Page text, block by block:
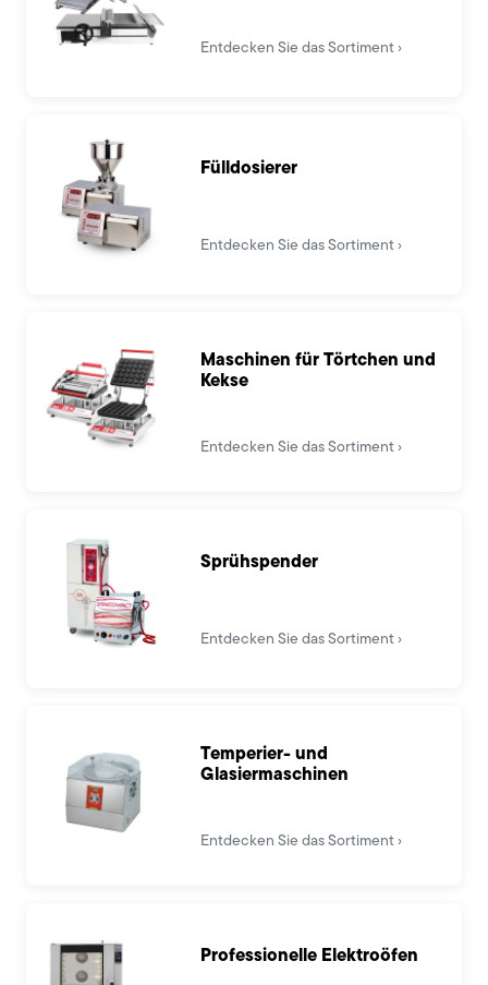
Entdecken Sie das Sortiment
Fülldosierer
Entdecken Sie das Sortiment
Maschinen für Törtchen und
Kekse
Entdecken Sie das Sortiment
Sprühspender
Entdecken Sie das Sortiment
Temperier- und
Glasiermaschinen
Entdecken Sie das Sortiment
Professionelle Elektroöfen